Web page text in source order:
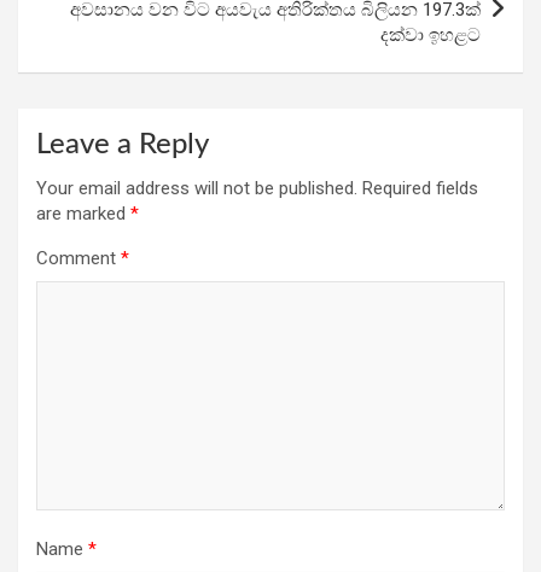
අවසානය වන විට අයවැය අතිරික්තය බිලියන 197.3ක්
දක්වා ඉහළට
Leave a Reply
Your email address will not be published. Required fields
are marked *
Comment *
Name *